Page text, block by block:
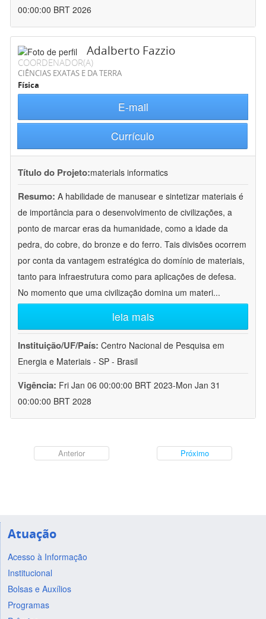
00:00:00 BRT 2026
Adalberto Fazzio
COORDENADOR(A)
CIÊNCIAS EXATAS E DA TERRA
Física
E-mail
Currículo
Título do Projeto:materials informatics
Resumo: A habilidade de manusear e sintetizar materiais é
de importância para o desenvolvimento de civilizações, a
ponto de marcar eras da humanidade, como a idade da
pedra, do cobre, do bronze e do ferro. Tais divisões ocorrem
por conta da vantagem estratégica do domínio de materiais,
tanto para infraestrutura como para aplicações de defesa.
No momento que uma civilização domina um materi...
leia mais
Instituição/UF/País: Centro Nacional de Pesquisa em
Energia e Materiais - SP - Brasil
Vigência: Fri Jan 06 00:00:00 BRT 2023-Mon Jan 31
00:00:00 BRT 2028
Anterior Próximo
Atuação
Acesso à Informação
Institucional
Bolsas e Auxílios
Programas